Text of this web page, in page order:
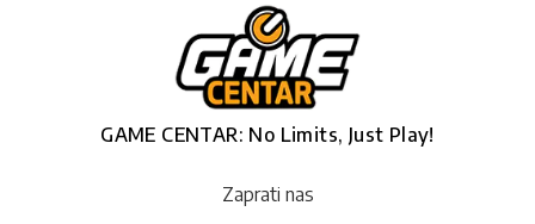
GAME CENTAR: No Limits, Just Play!
Zaprati nas